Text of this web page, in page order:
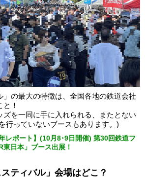
」の最大の特徴は、全国各地の鉄道会社
！
ズを一同に手に入れられる、またとない
行っていないブースもあります。)
レポート】(10月8･9日開催) 第30回鉄道フ
東日本」ブース出展！
スティバル」会場はどこ？